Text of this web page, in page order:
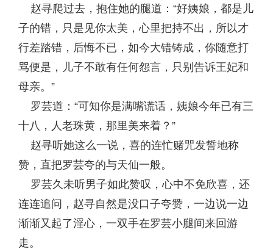
赵寻爬过去，抱住她的腿道：“好姨娘，都是儿
子的错，只是见你太美，心里把持不出，所以才
行差踏错，后悔不已，如今大错铸成，你随意打
骂便是，儿子不敢有任何怨言，只别告诉王妃和
母亲。”
罗芸道：“可知你是满嘴谎话，姨娘今年已有三
十八，人老珠黄，那里美来着？”
赵寻听她这么一说，喜的连忙赌咒发誓地称
赞，直把罗芸夸的与天仙一般。
罗芸久未听男子如此赞叹，心中不免欣喜，还
连连追问，赵寻自然是没口子夸赞，一边说一边
渐渐又起了淫心，一双手在罗芸小腿间来回游
走。